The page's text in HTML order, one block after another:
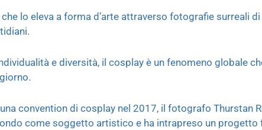
lo eleva a forma d’arte attraverso fotografie surreali
e diversità, il cosplay è un fenomeno globale
convention di cosplay nel 2017, il fotografo Thurstan
come soggetto artistico e ha intrapreso un